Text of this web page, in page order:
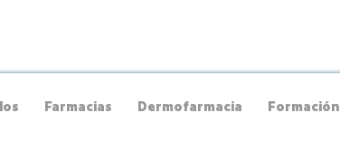
Farmacias Dermofarmacia Formación